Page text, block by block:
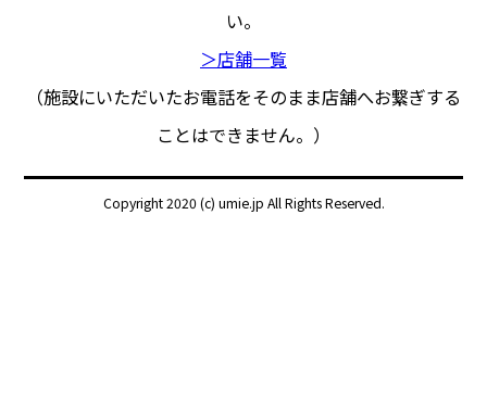
い。
＞店舗一覧
（施設にいただいたお電話をそのまま店舗へお繋ぎする
ことはできません。）
Copyright 2020 (c) umie.jp All Rights Reserved.